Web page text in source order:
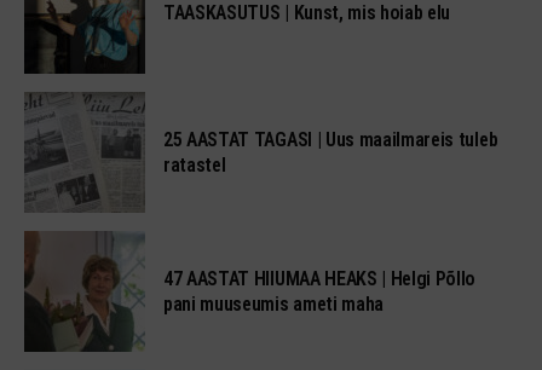
TAASKASUTUS | Kunst, mis hoiab elu
25 AASTAT TAGASI | Uus maailmareis tuleb
ratastel
47 AASTAT HIIUMAA HEAKS | Helgi Põllo
pani muuseumis ameti maha